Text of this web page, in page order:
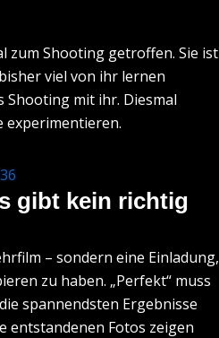
zum Shooting getroffen. Sie ist
viel von ihr lernen
Shooting mit ihr. Diesmal
experimentieren.
gibt kein richtig
– sondern eine Einladung,
zu haben. „Perfekt“ muss
spannendsten Ergebnisse
entstandenen Fotos zeigen